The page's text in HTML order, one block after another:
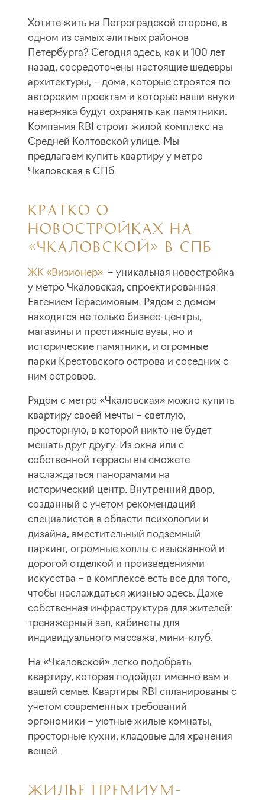
Хотите жить на Петроградской стороне, в
одном из самых элитных районов
Петербурга? Сегодня здесь, как и 100 лет
назад, сосредоточены настоящие шедевры
архитектуры, – дома, которые строятся по
авторским проектам и которые наши внуки
наверняка будут охранять как памятники.
Компания RBI строит жилой комплекс на
Средней Колтовской улице. Мы
предлагаем купить квартиру у метро
Чкаловская в СПб.
КРАТКО О
НОВОСТРОЙКАХ НА
«ЧКАЛОВСКОЙ» В СПБ
ЖК «Визионер» – уникальная новостройка
у метро Чкаловская, спроектированная
Евгением Герасимовым. Рядом с домом
находятся не только бизнес-центры,
магазины и престижные вузы, но и
исторические памятники, и огромные
парки Крестовского острова и соседних с
ним островов.
Рядом с метро «Чкаловская» можно купить
квартиру своей мечты – светлую,
просторную, в которой никто не будет
мешать друг другу. Из окна или с
собственной террасы вы сможете
наслаждаться панорамами на
исторический центр. Внутренний двор,
созданный с учетом рекомендаций
специалистов в области психологии и
дизайна, вместительный подземный
паркинг, огромные холлы с изысканной и
дорогой отделкой и произведениями
искусства – в комплексе есть все для того,
чтобы наслаждаться жизнью здесь. Даже
собственная инфраструктура для жителей:
тренажерный зал, кабинеты для
индивидуального массажа, мини-клуб.
На «Чкаловской» легко подобрать
квартиру, которая подойдет именно вам и
вашей семье. Квартиры RBI спланированы с
учетом современных требований
эргономики – уютные жилые комнаты,
просторные кухни, кладовые для хранения
вещей.
ЖИЛЬЕ ПРЕМИУМ-